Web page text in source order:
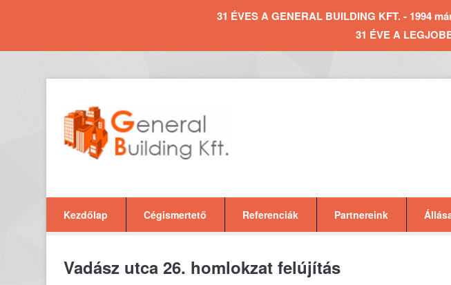
31 ÉVES A GENERAL BUILDING KFT. - 1994
31 ÉVE A
Kezdőlap Cégismertető Referenciák Partnereink
Vadász utca 26. homlokzat felújítás